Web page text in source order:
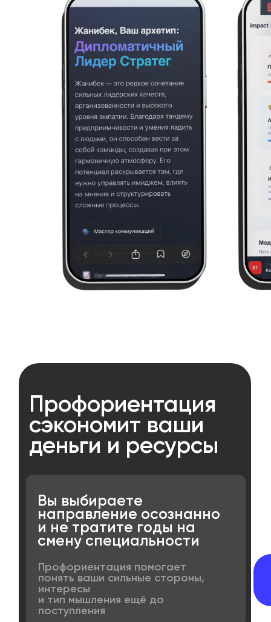
Профориентация
сэкономит ваши
деньги и ресурсы
Вы выбираете
направление осознанно
и не тратите годы на
смену специальности
Профориентация помогает
понять ваши сильные стороны,
интересы
и тип мышления ещё до
поступления